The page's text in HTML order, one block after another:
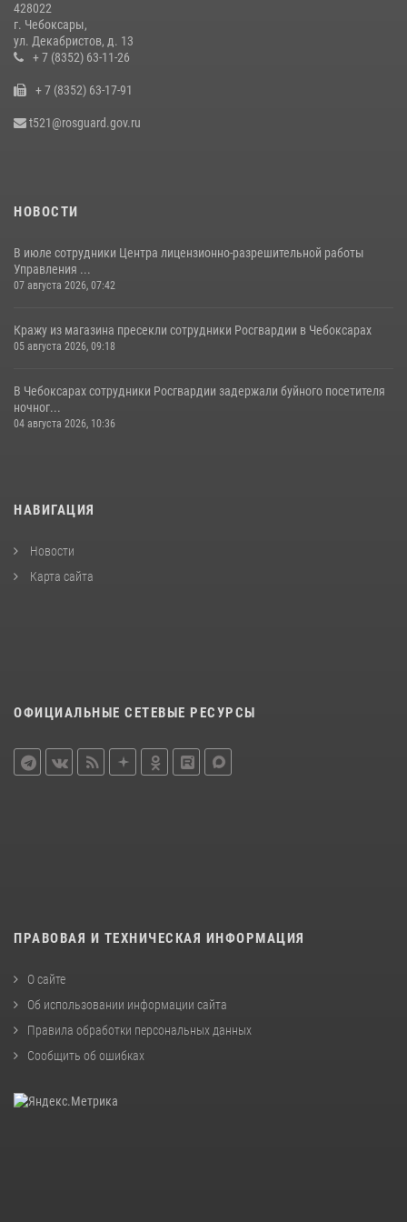
В преддверии сезона охоты Управление Росгвардии по Чувашской
Республике напоминает о правилах обращения с оружием
16 июля 2026, 12:46
При поддержке спецназа Росгвардии в Чувашии изъята крупная
428022
г. Чебоксары,
ул. Декабристов, д. 13
+ 7 (8352) 63-11-26
+ 7 (8352) 63-17-91
t521@rosguard.gov.ru
НОВОСТИ
В июле сотрудники Центра лицензионно-разрешительной работы
Управления ...
07 августа 2026, 07:42
Кражу из магазина пресекли сотрудники Росгвардии в Чебоксарах
05 августа 2026, 09:18
В Чебоксарах сотрудники Росгвардии задержали буйного посетителя
ночног...
04 августа 2026, 10:36
НАВИГАЦИЯ
Новости
Карта сайта
ОФИЦИАЛЬНЫЕ СЕТЕВЫЕ РЕСУРСЫ
ПРАВОВАЯ И ТЕХНИЧЕСКАЯ ИНФОРМАЦИЯ
О сайте
Об использовании информации сайта
Правила обработки персональных данных
Сообщить об ошибках